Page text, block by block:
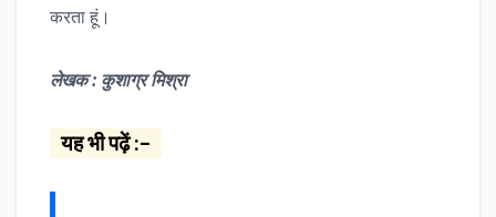
करता हूं।
लेखक : कुशाग्र मिश्रा
यह भी पढ़ें :–